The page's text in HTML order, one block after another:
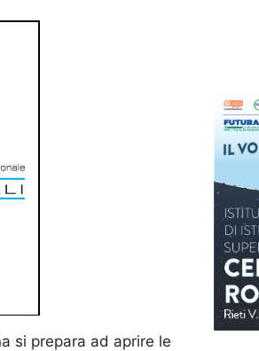
si prepara ad aprire le